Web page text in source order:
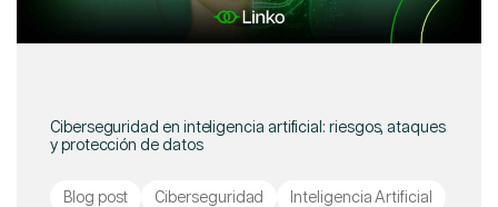
Ciberseguridad en inteligencia artificial: riesgos, ataques
y protección de datos
Blog post Ciberseguridad
Inteligencia Artificial